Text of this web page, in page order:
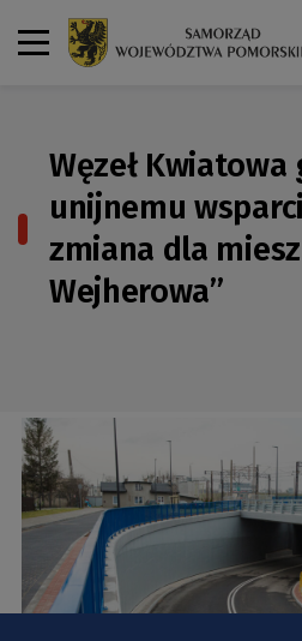
Węzeł
unijnemu
zmiana dla
Wejherowa”